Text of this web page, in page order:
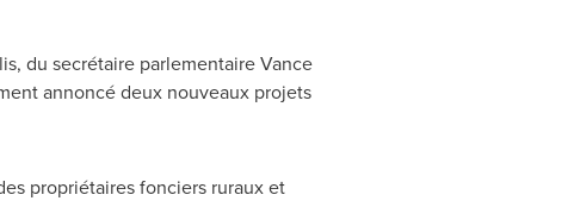
du secrétaire parlementaire Vance
annoncé deux nouveaux projets
propriétaires fonciers ruraux et